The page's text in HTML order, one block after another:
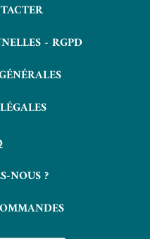
- RGPD
NOUS ?